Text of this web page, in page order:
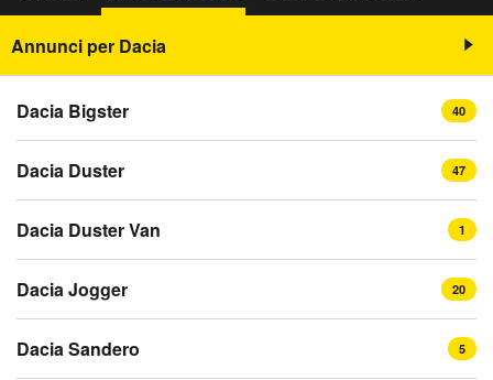
Annunci per Dacia
Dacia Bigster 40
Dacia Duster 47
Dacia Duster Van 1
Dacia Jogger 20
Dacia Sandero 5